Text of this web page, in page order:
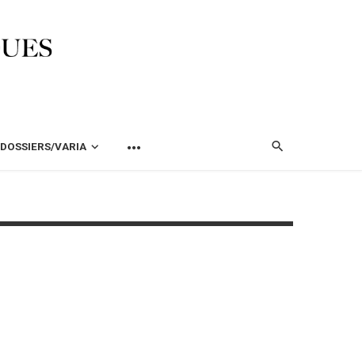
DOSSIERS/VARIA